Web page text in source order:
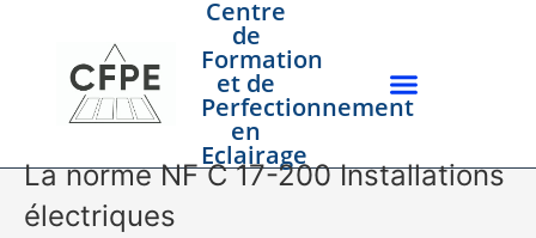
Centre
de
Formation
et de
Perfectionnement
en
Eclairage
La norme NF C 17-200 Installations
électriques